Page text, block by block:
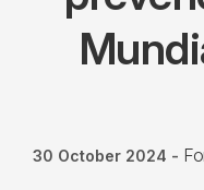
30 October 2024 -